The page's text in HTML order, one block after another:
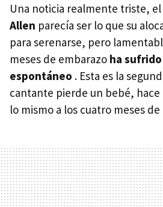
Una noticia realmente triste,
Allen parecía ser lo que su
para serenarse, pero
meses de embarazo ha
espontáneo . Esta es la
cantante pierde un bebé, hace
lo mismo a los cuatro meses